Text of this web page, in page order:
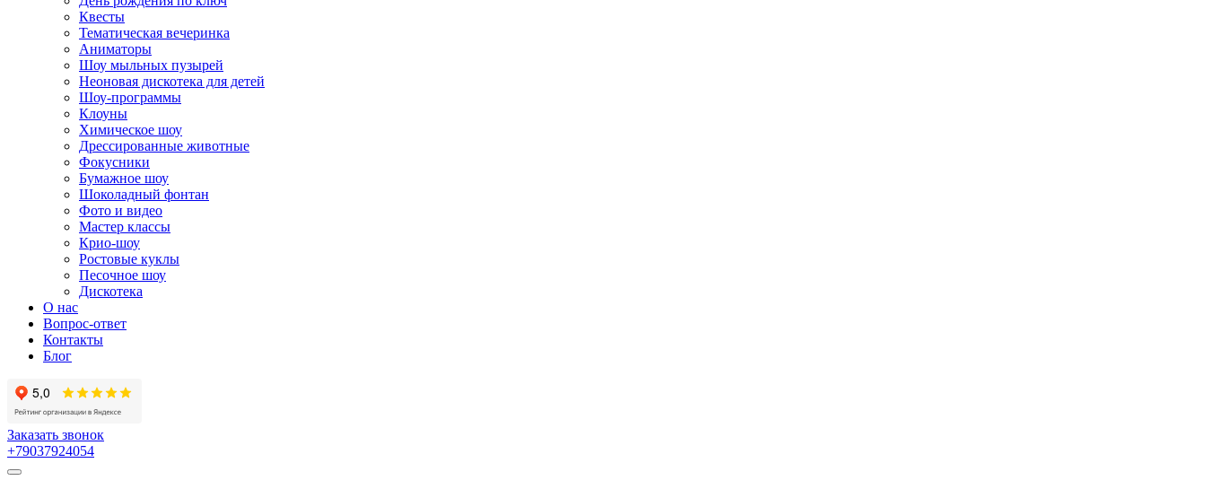
Квесты
Тематическая вечеринка
Аниматоры
Шоу мыльных пузырей
Неоновая дискотека для детей
Шоу-программы
Клоуны
Химическое шоу
Дрессированные животные
Фокусники
Бумажное шоу
Шоколадный фонтан
Фото и видео
Мастер классы
Крио-шоу
Ростовые куклы
Песочное шоу
Дискотека
О нас
Вопрос-ответ
Контакты
Блог
Заказать звонок
+79037924054